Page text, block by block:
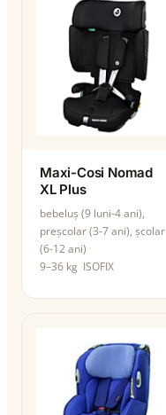
Maxi-Cosi Nomad
XL Plus
bebeluș (9 luni-4 ani),
preșcolar (3-7 ani), școlar
(6-12 ani)
9–36 kg ISOFIX